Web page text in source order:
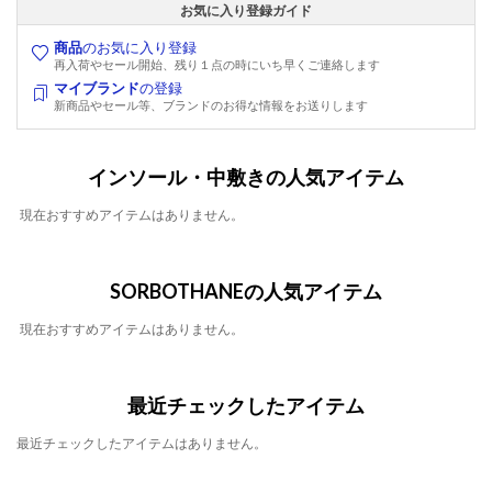
お気に入り登録ガイド
商品のお気に入り登録
再入荷やセール開始、残り１点の時にいち早くご連絡します
マイブランドの登録
新商品やセール等、ブランドのお得な情報をお送りします
インソール・中敷きの人気アイテム
現在おすすめアイテムはありません。
SORBOTHANEの人気アイテム
現在おすすめアイテムはありません。
最近チェックしたアイテム
最近チェックしたアイテムはありません。